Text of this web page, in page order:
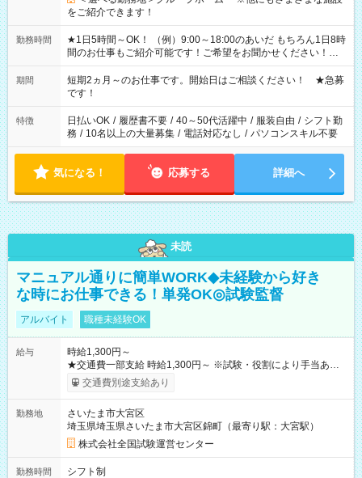
をご紹介できます！
勤務時間
★1日5時間～OK！ （例）9:00～18:00のあいだ もちろん1日8時
間のお仕事もご紹介可能です！ご希望をお聞かせください！★
家庭の都合でお休みが必要な場合も遠慮なくご相談ください。
※週最低15時間以上の勤務が必要です
期間
短期2ヵ月～のお仕事です。開始日はご相談ください！ ★急募
です！
特徴 日払いOK / 履歴書不要 / 40～50代活躍中 / 服装自由 / シフト勤
務 / 10名以上の大量募集 / 電話対応なし / パソコンスキル不要
気になる！ 応募する 詳細へ
未読
マニュアル通りに簡単WORK◆未経験から好き
な時にお仕事できる！単発OK◎試験監督
アルバイト 職種未経験OK
給与
時給1,300円～
★交通費一部支給 時給1,300円～ ※試験・役割により手当あり
※勤務回数により昇給あり 【即給（前払い）オプションあ
り！】 希望される場合、勤務から1週間ほどで給与の一部を受け
例】 ・河合塾模擬試験 8:30～17:30（休憩1時間） 時給1,300円
×8時間＝日収10,400円＋交通費 ※当日の役割により時給＋100
円の場合あり ・国家試験 7:00～13:30（休憩なし） 時給1,300
円（役割手当＋100円）×6時間＝日収8,400円＋交通費 【試用期
間】試用期間なし
交通費別途支給あり
勤務地
さいたま市大宮区
埼玉県埼玉県さいたま市大宮区錦町（最寄り駅：大宮駅）
株式会社全国試験運営センター
勤務時間
シフト制